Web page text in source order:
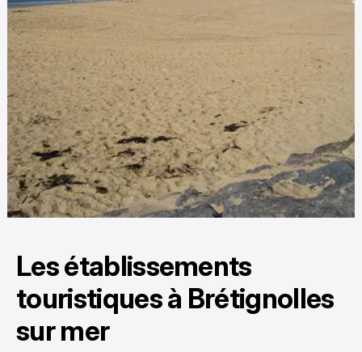
Les établissements
touristiques à Brétignolles
sur mer